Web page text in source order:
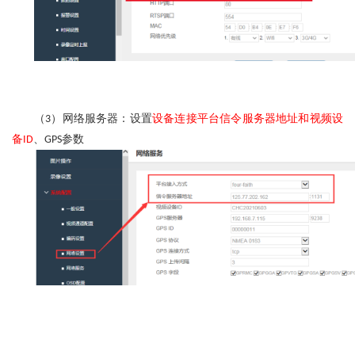
（ 3）网络服务器：设置设备连接平台信令服务器地址和视频设
备 ID GPS参数